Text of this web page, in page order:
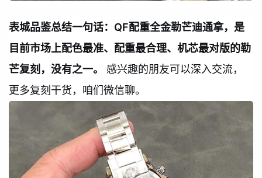
表城品鉴总结一句话：QF配重全金勒芒迪通拿，是
目前市场上配色最准、配重最合理、机芯最对版的勒
芒复刻，没有之一。
感兴趣的朋友可以深入交流，
更多复刻干货，咱们微信聊。